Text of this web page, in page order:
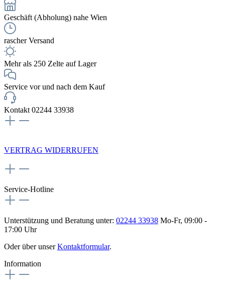
Geschäft (Abholung) nahe Wien
rascher Versand
Mehr als 250 Zelte auf Lager
Service vor und nach dem Kauf
Kontakt 02244 33938
VERTRAG WIDERRUFEN
Service-Hotline
Unterstützung und Beratung unter: 02244 33938 Mo-Fr, 09:00 -
17:00 Uhr
Oder über unserKontaktformular.
Information